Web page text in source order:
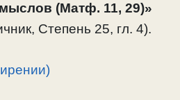
(Матф. 11, 29)»
Степень 25, гл. 4).